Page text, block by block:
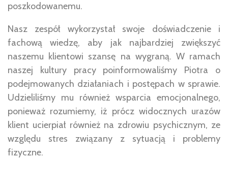
poszkodowanemu.
Nasz zespół wykorzystał swoje doświadczenie i
fachową wiedzę, aby jak najbardziej zwiększyć
naszemu klientowi szansę na wygraną. W ramach
naszej kultury pracy poinformowaliśmy Piotra o
podejmowanych działaniach i postępach w sprawie.
Udzieliliśmy mu również wsparcia emocjonalnego,
ponieważ rozumiemy, iż prócz widocznych urazów
klient ucierpiał również na zdrowiu psychicznym, ze
względu stres związany z sytuacją i problemy
fizyczne.